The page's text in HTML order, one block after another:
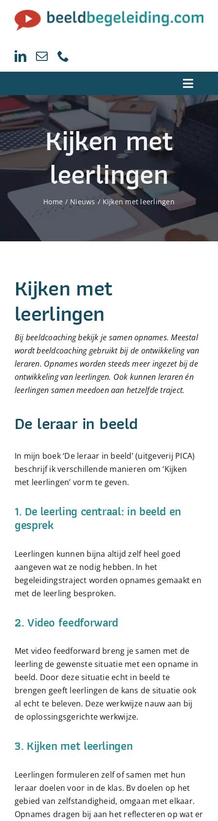
naar
inhoud
Toggle
Home
Trainingen beeldcoaching
Begeleiding Beeldcoaching
Over beeldcoaching
Boek Beeldcoaching
Kijken met
leerlingen
Home Nieuws Kijken met leerlingen
Kijken met
leerlingen
Bij beeldcoaching bekijk je samen opnames. Meestal
wordt beeldcoachinggebruikt bij de ontwikkeling van
leraren. Opnames worden steeds meer ingezetbij de
ontwikkeling van leerlingen. Ook kunnen leraren én
leerlingen samenmeedoen aan hetzelfde traject.
De leraar in beeld
In mijn boek ‘De leraar in beeld’(uitgeverij PICA)
beschrijf ik verschillende manieren om ‘Kijken
met leerlingen’ vorm te geven.
1. De leerling centraal: in beeld en
gesprek
Leerlingen kunnen bijna altijd zelf heel goed
aangeven wat ze nodig hebben. In het
begeleidingstraject worden opnames gemaakt en
met de leerling besproken.
2. Video feedforward
Met video feedforward breng je samen met de
leerling de gewenste situatie met een opname in
beeld. Door deze situatie echt in beeld te
brengen geeft leerlingen de kans de situatie ook
al echt te beleven. Deze werkwijze nauw aan bij
de oplossingsgerichte werkwijze.
3. Kijken met leerlingen
Leerlingen formuleren zelf of samen met hun
leraar doelen voor in de klas. Bv doelen op het
gebied van zelfstandigheid, omgaan met elkaar.
Opnames dragen bij aan het reflecteren op wat er